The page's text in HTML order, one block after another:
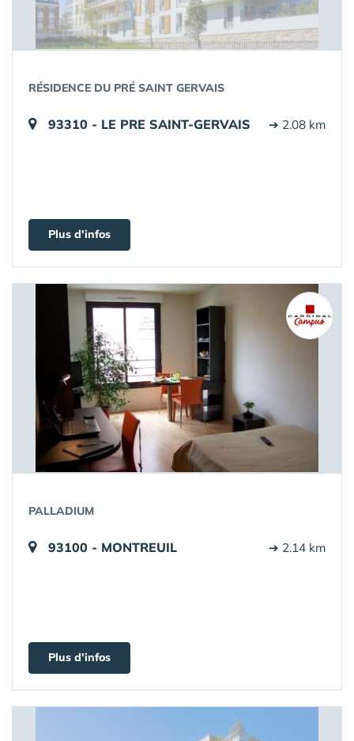
RÉSIDENCE DU PRÉ SAINT GERVAIS
93310 - LE PRE SAINT-GERVAIS ➔ 2.08 km
Plus d'infos
PALLADIUM
93100 - MONTREUIL ➔ 2.14 km
Plus d'infos